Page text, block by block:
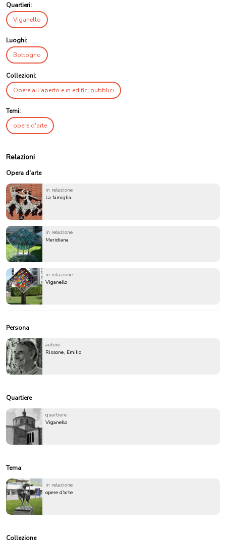
Quartieri:
Viganello
Luoghi:
Bottogno
Collezioni:
Opere all'aperto e in edifici pubblici
Temi:
opere d'arte
Relazioni
Opera d'arte
in relazione
La famiglia
in relazione
Meridiana
in relazione
Viganello
Persona
autore
Rissone, Emilio
Quartiere
quartiere
Viganello
Tema
in relazione
opere d'arte
Collezione